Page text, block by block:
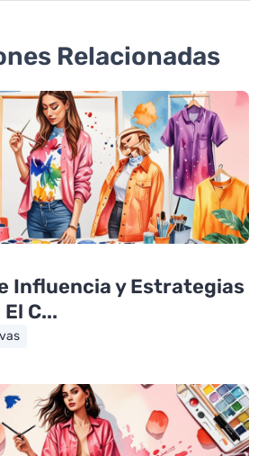
Relacionadas
Influencia y Estrategias
C...